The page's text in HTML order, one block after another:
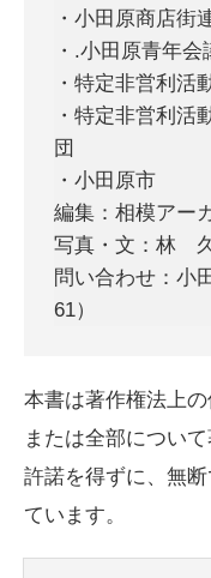
・小田原商店街
・.小田原青年会
・特定非営利活
・特定非営利活
団
・小田原市
編集：相模アー
写真・文：林
問い合わせ：小
61）
本書は著作権法上
または全部につい
許諾を得ずに、無
ています。